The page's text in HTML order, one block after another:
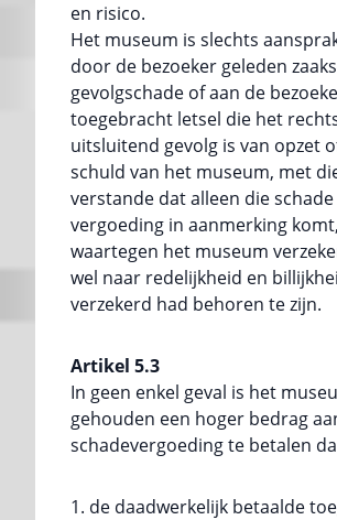
en risico.
Het museum is slechts
door de bezoeker geleden
gevolgschade of aan de
toegebracht letsel die het
uitsluitend gevolg is van opzet
schuld van het museum, met
verstande dat alleen die
vergoeding in aanmerking komt,
waartegen het museum
wel naar redelijkheid en
verzekerd had behoren te zijn.
Artikel 5.3
In geen enkel geval is het
gehouden een hoger bedrag
schadevergoeding te betalen
de daadwerkelijk betaalde